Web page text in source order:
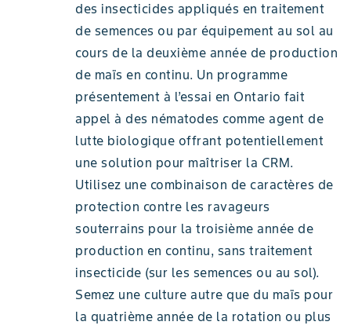
des insecticides appliqués en traitement
de semences ou par équipement au sol au
cours de la deuxième année de production
de maïs en continu. Un programme
présentement à l’essai en Ontario fait
appel à des nématodes comme agent de
lutte biologique offrant potentiellement
une solution pour maîtriser la CRM.
Utilisez une combinaison de caractères de
protection contre les ravageurs
souterrains pour la troisième année de
production en continu, sans traitement
insecticide (sur les semences ou au sol).
Semez une culture autre que du maïs pour
la quatrième année de la rotation ou plus